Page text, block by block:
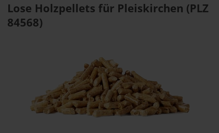
Lose Holzpellets für Pleiskirchen (PLZ
84568)